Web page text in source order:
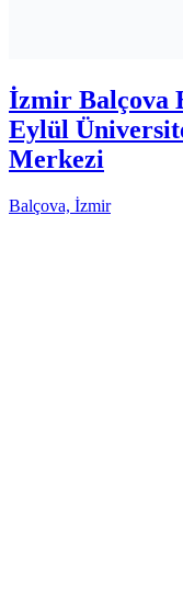
İzmir Balçova
Eylül
Merkezi
Balçova, İzmir